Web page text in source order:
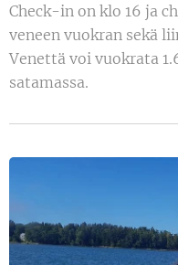
Check-in on klo 16 ja
veneen vuokran sekä
Venettä voi vuokrata
satamassa.